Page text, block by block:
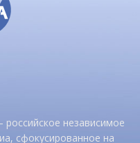
независимое
сфокусированное на